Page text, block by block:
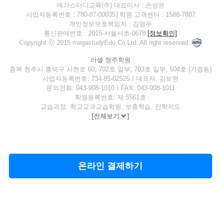
온라인 결제하기
메가스터디교육(주) 대표이사 : 손성은
사업자등록번호 : 780-87-00035│학원 고객센터 : 1588-7887
개인정보보호책임자 : 김영무
통신판매번호 : 2015-서울서초-0678 [정보확인]
Copyright ⓒ 2015 megastudyEdu.Co.Ltd. All right reserved.
러셀 청주학원
충북 청주시 흥덕구 서현로 60, 702호 일부, 703호 일부, 504호 (가경동)
사업자등록번호: 734-85-02525ㅣ대표자: 김보현
문의전화: 043-908-1010ㅣFAX: 043-908-1011
학원등록번호: 제 5561호
교습과정: 학교교과교습학원, 보충학습, 진학지도
[전체보기 ]